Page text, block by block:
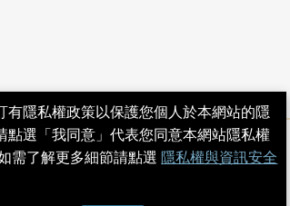
有隱私權政策以保護您個人於本網站的隱
點選「我同意」代表您同意本網站隱私權
需了解更多細節請點選 隱私權與資訊安全